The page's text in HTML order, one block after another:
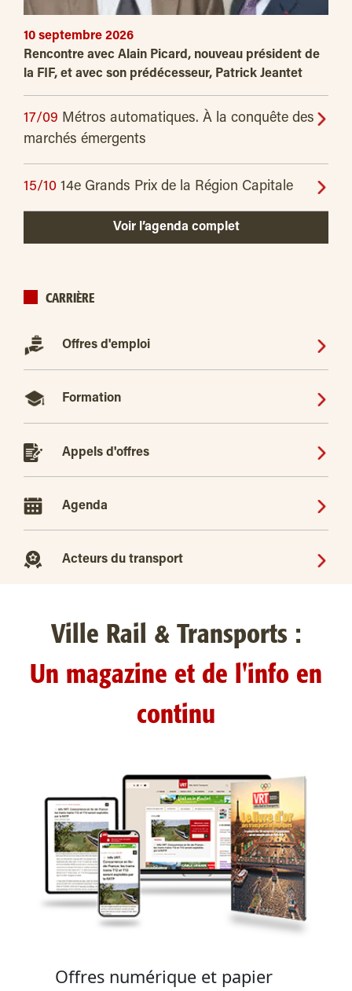
10 septembre 2026
Rencontre avec Alain Picard, nouveau président de
la FIF, et avec son prédécesseur, Patrick Jeantet
17/09 Métros automatiques. À la conquête des
marchés émergents
15/10 14e Grands Prix de la Région Capitale
Voir l’agenda complet
CARRIÈRE
Offres d'emploi
Formation
Appels d'offres
Agenda
Acteurs du transport
Ville Rail & Transports :
Un magazine et de l'info en
continu
Offres numérique et papier